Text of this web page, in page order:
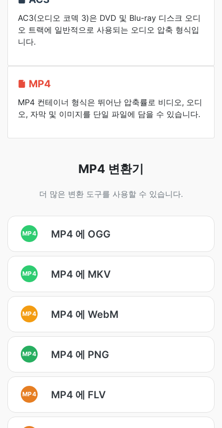
AC3(오디오 코덱 3)은 DVD 및 Blu-ray 디스크 오디
오 트랙에 일반적으로 사용되는 오디오 압축 형식입
니다.
MP4
MP4 컨테이너 형식은 뛰어난 압축률로 비디오, 오디
오, 자막 및 이미지를 단일 파일에 담을 수 있습니다.
MP4 변환기
더 많은 변환 도구를 사용할 수 있습니다.
MP4 MP4 에 OGG
MP4 MP4 에 MKV
MP4 MP4 에 WebM
MP4 MP4 에 PNG
MP4 MP4 에 FLV